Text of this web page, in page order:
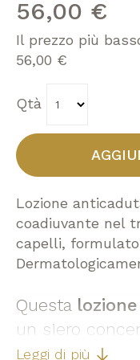
56,00 €
Il prezzo più
56,00 €
Qtà
Lozione
coadiuvante nel
capelli, formulato
Questa
un siero
trattamento
Leggi di più